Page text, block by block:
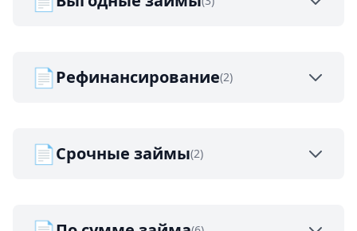
📄Рефинансирование(2)
📄Срочные займы(2)